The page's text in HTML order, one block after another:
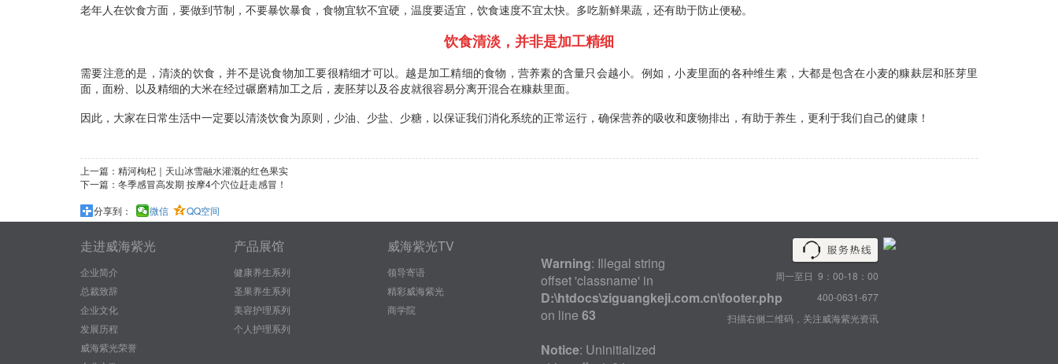
老年人在饮食方面，要做到节制，不要暴饮暴食，食物宜软不宜硬，温度要适宜，饮食速度不宜太快。多吃新鲜果蔬，还有助于防止便秘。
饮食清淡，并非是加工精细
需要注意的是，清淡的饮食，并不是说食物加工要很精细才可以。越是加工精细的食物，营养素的含量只会越小。例如，小麦里面的各种维生素，大都是包含在小麦的糠麸层和胚芽里
面，面粉、以及精细的大米在经过碾磨精加工之后，麦胚芽以及谷皮就很容易分离开混合在糠麸里面。
因此，大家在日常生活中一定要以清淡饮食为原则，少油、少盐、少糖，以保证我们消化系统的正常运行，确保营养的吸收和废物排出，有助于养生，更利于我们自己的健康！
上一篇： 精河枸杞｜天山冰雪融水灌溉的红色果实
下一篇： 冬季感冒高发期 按摩4个穴位赶走感冒！
分享到：
微信 QQ空间
走进威海紫光
企业简介
总裁致辞
企业文化
发展历程
威海紫光荣誉
产品展馆
健康养生系列
圣果养生系列
美容护理系列
个人护理系列
威海紫光TV
领导寄语
精彩威海紫光
商学院
Warning: Illegal string
offset 'classname' in
D:\htdocs\ziguangkeji.com.cn\footer.php
on line 63
Notice: Uninitialized
周一至日 9：00-18：00
400-0631-677
扫描右侧二维码，关注威海紫光资讯